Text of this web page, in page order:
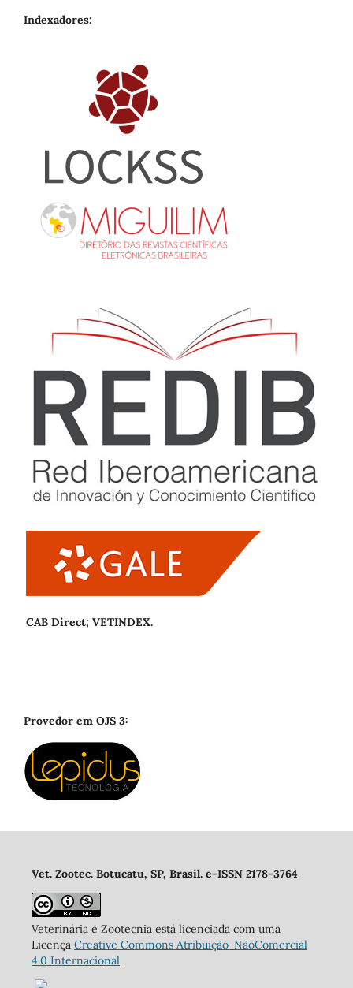
Indexadores:
CAB Direct; VETINDEX.
Provedor em OJS 3:
Vet. Zootec. Botucatu, SP, Brasil. e-ISSN 2178-3764
Veterinária e Zootecnia está licenciada com uma
Licença Creative Commons Atribuição-NãoComercial
4.0 Internacional.